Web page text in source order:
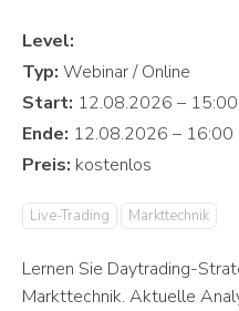
Level:
Typ:
Start:
Ende:
Preis:
Live-Trading Markttechnik
Lernen Sie Daytrading-
Markttechnik. Aktuelle